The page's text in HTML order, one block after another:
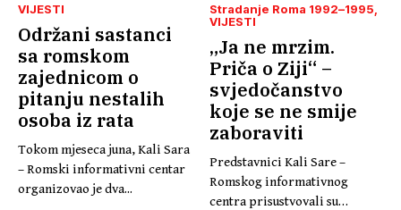
VIJESTI
Održani sastanci
sa romskom
zajednicom o
pitanju nestalih
osoba iz rata
Tokom mjeseca juna, Kali Sara
– Romski informativni centar
organizovao je dva...
Stradanje Roma 1992–1995
VIJESTI
„Ja ne mrzim.
Priča o Ziji“ –
svjedočanstvo
koje se ne smije
zaboraviti
Predstavnici Kali Sare –
Romskog informativnog
centra prisustvovali su